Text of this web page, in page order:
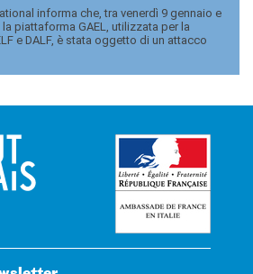
informa che, tra venerdì 9 gennaio e
piattaforma GAEL, utilizzata per la
e DALF, è stata oggetto di un attacco